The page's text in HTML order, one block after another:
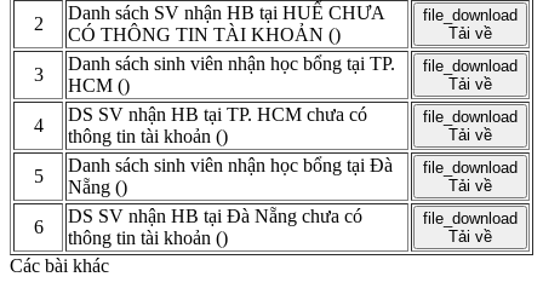
2
Danh sách SV nhận HB tại HUẾ CHƯA
CÓ THÔNG TIN TÀI KHOẢN ()
file_download
Tải về
3
Danh sách sinh viên nhận học bổng tại TP.
HCM ()
file_download
Tải về
4
DS SV nhận HB tại TP. HCM chưa có
thông tin tài khoản ()
file_download
Tải về
5
Danh sách sinh viên nhận học bổng tại Đà
Nẵng ()
file_download
Tải về
6
DS SV nhận HB tại Đà Nẵng chưa có
thông tin tài khoản ()
file_download
Tải về
Các bài khác